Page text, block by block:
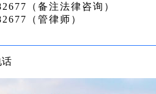
（备注法律咨询）
（管律师）
话